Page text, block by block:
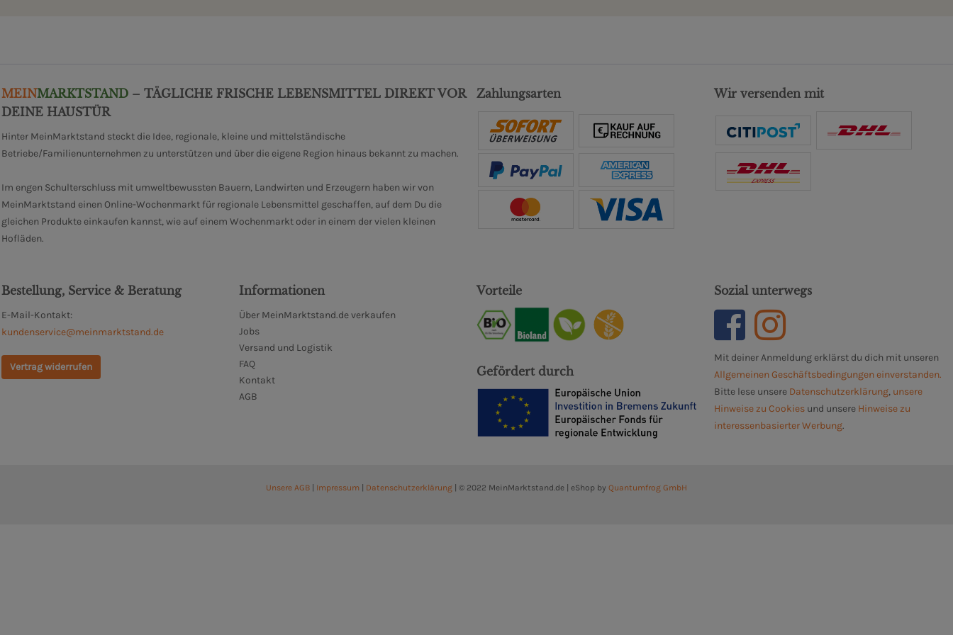
MEINMARKTSTAND – TÄGLICHE FRISCHE LEBENSMITTEL DIREKT VOR
DEINE HAUSTÜR
Hinter MeinMarktstand steckt die Idee, regionale, kleine und mittelständische
Betriebe/Familienunternehmen zu unterstützen und über die eigene Region hinaus bekannt zu machen.
Im engen Schulterschluss mit umweltbewussten Bauern, Landwirten und Erzeugern haben wir von
MeinMarktstand einen Online-Wochenmarkt für regionale Lebensmittel geschaffen, auf dem Du die
gleichen Produkte einkaufen kannst, wie auf einem Wochenmarkt oder in einem der vielen kleinen
Hofläden.
Zahlungsarten Wir versenden mit
Bestellung, Service & Beratung
E-Mail-Kontakt:
kundenservice@meinmarktstand.de
Vertrag widerrufen
Informationen
Über MeinMarktstand.de verkaufen
Jobs
Versand und Logistik
FAQ
Kontakt
AGB
Vorteile
Gefördert durch
Sozial unterwegs
Mit deiner Anmeldung erklärst du dich mit unseren
Allgemeinen Geschäftsbedingungen einverstanden.
Bitte lese unsere Datenschutzerklärung, unsere
Hinweise zu Cookies und unsere Hinweise zu
interessenbasierter Werbung.
Unsere AGB | Impressum | Datenschutzerklärung | © 2022 MeinMarktstand.de | eShop by Quantumfrog GmbH